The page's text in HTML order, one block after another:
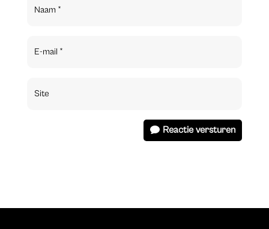
Reactie versturen